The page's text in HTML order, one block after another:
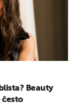
Beauty
često